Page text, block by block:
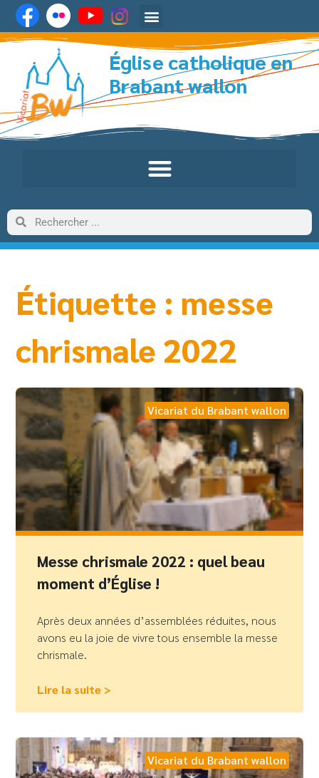
Église catholique en
Brabant wallon
Étiquette : messe
chrismale 2022
Vicariat du Brabant wallon
Messe chrismale 2022 : quel beau
moment d’Église !
Après deux années d’assemblées réduites, nous
avons eu la joie de vivre tous ensemble la messe
chrismale.
Lire la suite >
Vicariat du Brabant wallon